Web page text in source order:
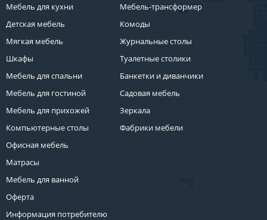
Мебель для кухни
Детская мебель
Мягкая мебель
Шкафы
Мебель для спальни
Мебель для гостиной
Мебель для прихожей
Компьютерные столы
Офисная мебель
Матрасы
Мебель для ванной
Оферта
Информация потребителю
Мебель-трансформер
Комоды
Журнальные столы
Туалетные столики
Банкетки и диванчики
Садовая мебель
Зеркала
Фабрики мебели